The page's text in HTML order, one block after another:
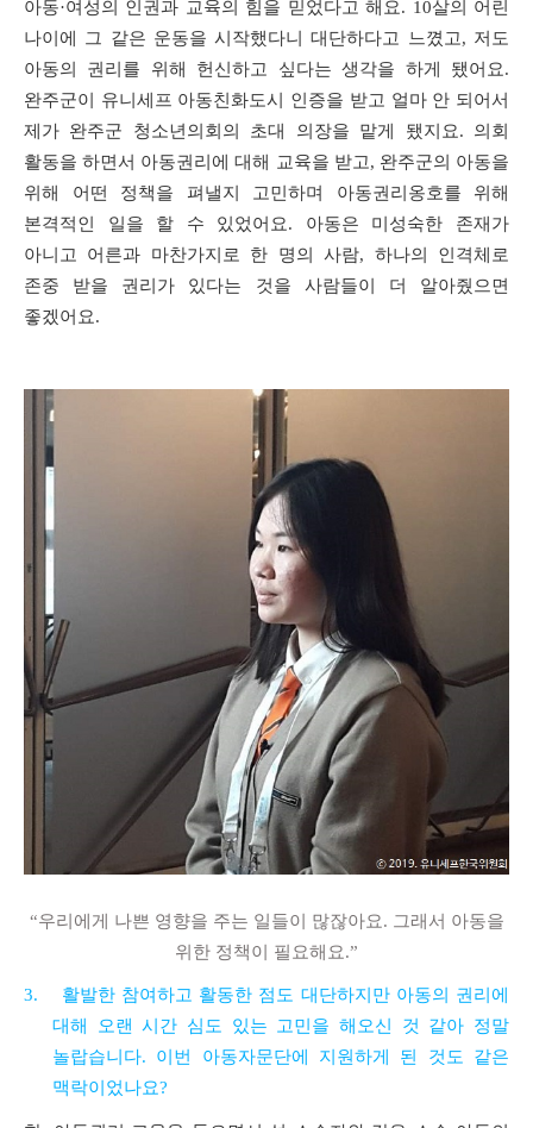
아동·여성의 인권과 교육의 힘을 믿었다고 해요. 10살의 어린
나이에 그 같은 운동을 시작했다니 대단하다고 느꼈고, 저도
아동의 권리를 위해 헌신하고 싶다는 생각을 하게 됐어요.
완주군이 유니세프 아동친화도시 인증을 받고 얼마 안 되어서
제가 완주군 청소년의회의 초대 의장을 맡게 됐지요. 의회
활동을 하면서 아동권리에 대해 교육을 받고, 완주군의 아동을
위해 어떤 정책을 펴낼지 고민하며 아동권리옹호를 위해
본격적인 일을 할 수 있었어요. 아동은 미성숙한 존재가
아니고 어른과 마찬가지로 한 명의 사람, 하나의 인격체로
존중 받을 권리가 있다는 것을 사람들이 더 알아줬으면
좋겠어요.
“우리에게 나쁜 영향을 주는 일들이 많잖아요. 그래서 아동을
위한 정책이 필요해요.”
3.
활발한 참여하고 활동한 점도 대단하지만 아동의 권리에
대해 오랜 시간 심도 있는 고민을 해오신 것 같아 정말
놀랍습니다. 이번 아동자문단에 지원하게 된 것도 같은
맥락이었나요?